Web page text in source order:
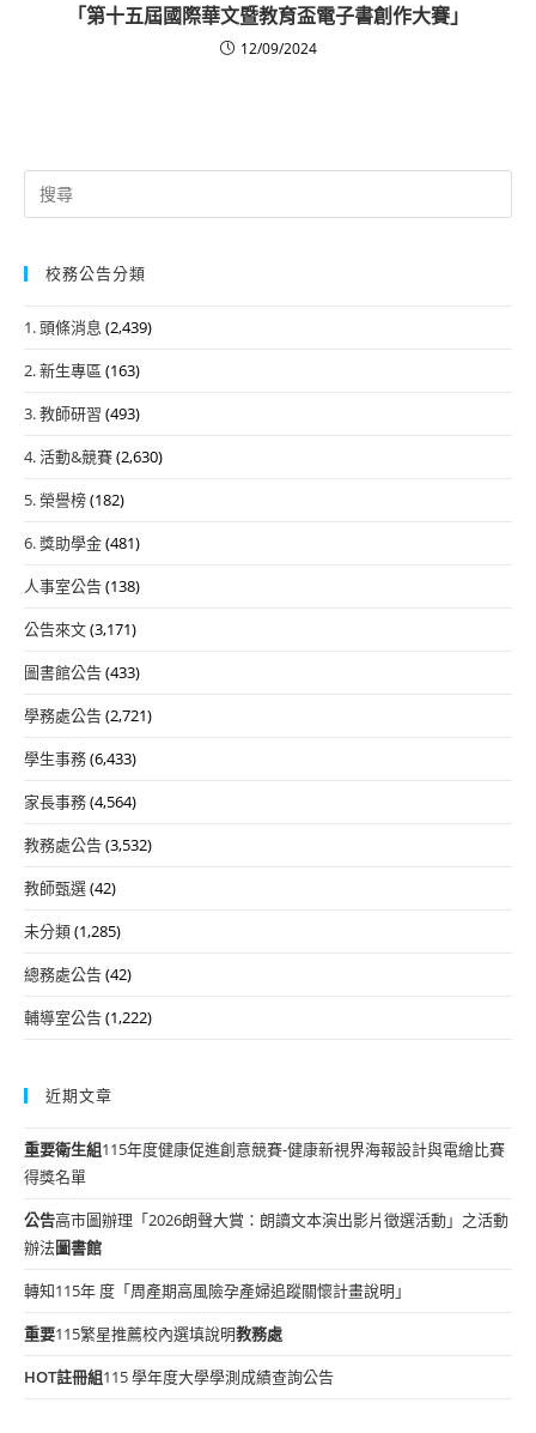
「第十五屆國際華文暨教育盃電子書創作大賽」
12/09/2024
Search
for:
校務公告分類
1. 頭條消息 (2,439)
2. 新生專區 (163)
3. 教師研習 (493)
4. 活動&競賽(2,630)
5. 榮譽榜(182)
6. 獎助學金(481)
人事室公告(138)
公告來文(3,171)
圖書館公告(433)
學務處公告(2,721)
學生事務(6,433)
家長事務(4,564)
教務處公告(3,532)
教師甄選(42)
未分類(1,285)
總務處公告(42)
輔導室公告(1,222)
近期文章
重要衛生組115年度健康促進創意競賽-健康新視界海報設計與電繪比賽
得獎名單
公告高市圖辦理「2026朗聲大賞：朗讀文本演出影片徵選活動」之活動
辦法圖書館
轉知115年 度「周產期高風險孕產婦追蹤關懷計畫說明」
重要115繁星推薦校內選填說明教務處
HOT註冊組115 學年度大學學測成績查詢公告